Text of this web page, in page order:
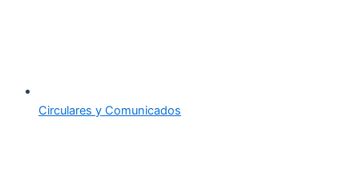
Circulares y Comunicados